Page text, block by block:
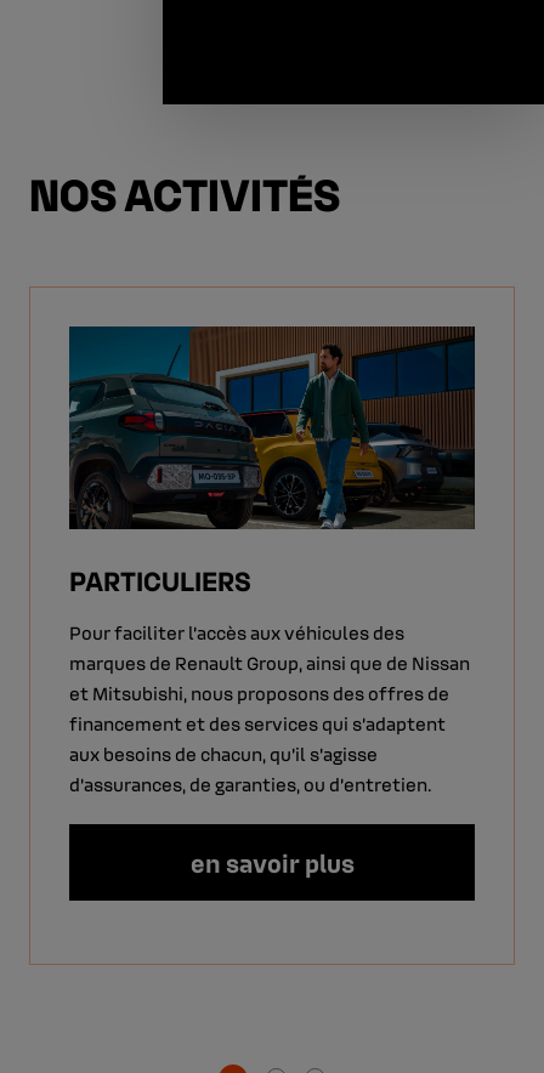
NOS ACTIVITÉS
PARTICULIERS
Pour faciliter l’accès aux véhicules des
marques de Renault Group, ainsi que de Nissan
et Mitsubishi, nous proposons des offres de
financement et des services qui s’adaptent
aux besoins de chacun, qu’il s’agisse
d’assurances, de garanties, ou d’entretien.
en savoir plus